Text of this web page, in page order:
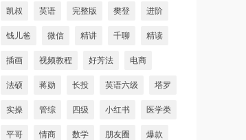
凯叔 英语 完整版 樊登 进阶
钱儿爸 微信 精讲 千聊 精读
插画 视频教程 好芳法 电商
法硕 蒋勋 长投 英语六级 塔罗
实操 管综 四级 小红书 医学类
平哥 情商 数学 朋友圈 爆款